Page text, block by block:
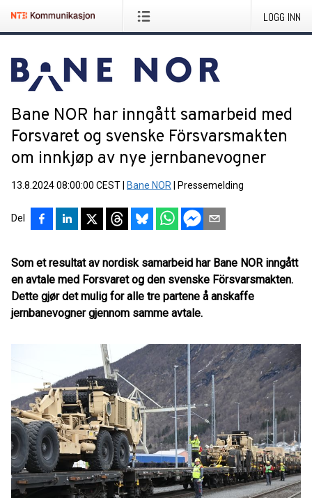
LOGG INN
Bane NOR har inngått samarbeid med
Forsvaret og svenske Försvarsmakten
om innkjøp av nye jernbanevogner
13.8.2024 08:00:00 CEST Bane NOR Pressemelding
Del
Som et resultat av nordisk samarbeid har Bane NOR inngått
en avtale med Forsvaret og den svenske Försvarsmakten.
Dette gjør det mulig for alle tre partene å anskaffe
jernbanevogner gjennom samme avtale.